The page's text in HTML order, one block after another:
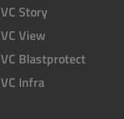
VC Story
VC View
VC Blastprotect
VC Infra